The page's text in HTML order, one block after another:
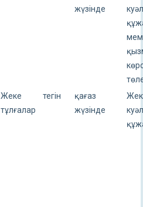
жүзінде
Жеке
тұлғалар
тегін
қағаз
жүзінде